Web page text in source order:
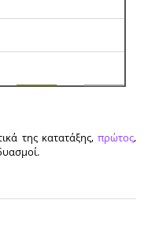
της κατατάξης, πρώτος,